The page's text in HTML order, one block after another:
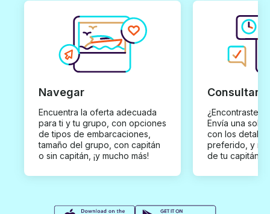
Navegar
Encuentra la oferta adecuada
para ti y tu grupo, con opciones
de tipos de embarcaciones,
tamaño del grupo, con capitán
o sin capitán, ¡y mucho más!
Consultar
¿Encontraste
Envía una
con los
preferido, y
de tu capitán